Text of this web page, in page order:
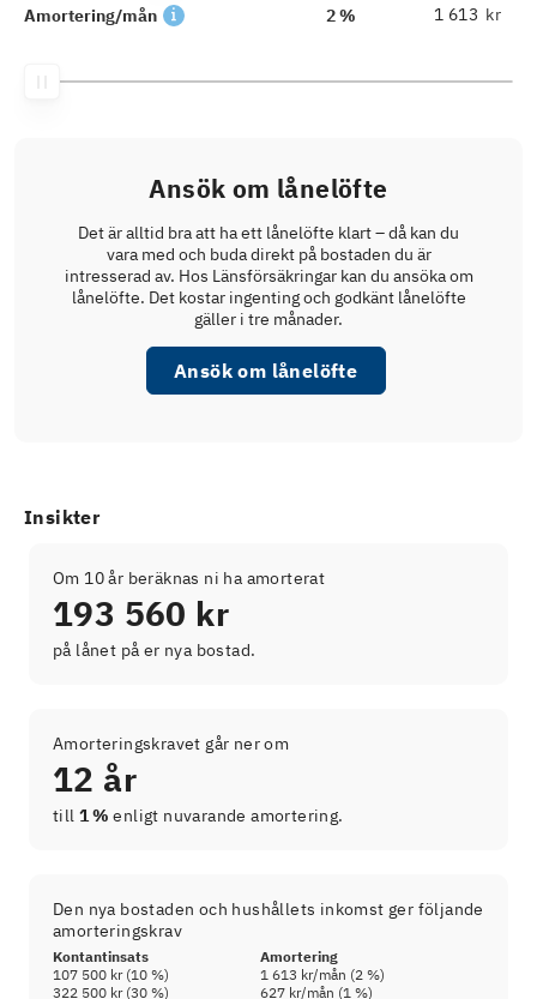
Amortering/mån 2 % kr
Ansök om lånelöfte
Det är alltid bra att ha ett lånelöfte klart – då kan du
vara med och buda direkt på bostaden du är
intresserad av. Hos Länsförsäkringar kan du ansöka om
lånelöfte. Det kostar ingenting och godkänt lånelöfte
gäller i tre månader.
Ansök om lånelöfte
Insikter
Om 10 år beräknas ni ha amorterat
193 560 kr
på lånet på er nya bostad.
Amorteringskravet går ner om
12 år
till 1 % enligt nuvarande amortering.
Den nya bostaden och hushållets inkomst ger följande
amorteringskrav
Kontantinsats
Amortering
107 500 kr(10 %) 1 613 kr/mån (2 %)
322 500 kr(30 %) 627 kr/mån (1 %)